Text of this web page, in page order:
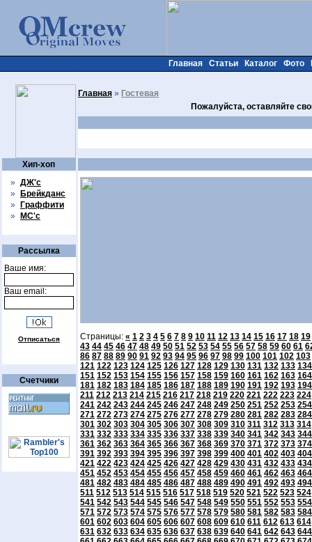
Хип-хоп
» ДЖ'с
»
Брейкданс
»
Граффити
»
МС'с
Рассылка
Ваше имя:
Ваш email:
Отписаться
Счетчики
Главная Статьи Каталог Фото
Главная » Гостевая
Пожалуйста, оставляйте
Страницы: « 1 2 3 4 5 6 7 8 9 10 11 12 13 14 15 16 17 18 19
43 44 45 46 47 48 49 50 51 52 53 54 55 56 57 58 59 60 61
86 87 88 89 90 91 92 93 94 95 96 97 98 99 100 101 102 103
121 122 123 124 125 126 127 128 129 130 131 132 133 134
151 152 153 154 155 156 157 158 159 160 161 162 163 164
181 182 183 184 185 186 187 188 189 190 191 192 193 194
211 212 213 214 215 216 217 218 219 220 221 222 223 224
241 242 243 244 245 246 247 248 249 250 251 252 253 254
271 272 273 274 275 276 277 278 279 280 281 282 283 284
301 302 303 304 305 306 307 308 309 310 311 312 313 314
331 332 333 334 335 336 337 338 339 340 341 342 343 344
361 362 363 364 365 366 367 368 369 370 371 372 373 374
391 392 393 394 395 396 397 398 399 400 401 402 403 404
421 422 423 424 425 426 427 428 429 430 431 432 433 434
451 452 453 454 455 456 457 458 459 460 461 462 463 464
481 482 483 484 485 486 487 488 489 490 491 492 493 494
511 512 513 514 515 516 517 518 519 520 521 522 523 524
541 542 543 544 545 546 547 548 549 550 551 552 553 554
571 572 573 574 575 576 577 578 579 580 581 582 583 584
601 602 603 604 605 606 607 608 609 610 611 612 613 614
631 632 633 634 635 636 637 638 639 640 641 642 643 644